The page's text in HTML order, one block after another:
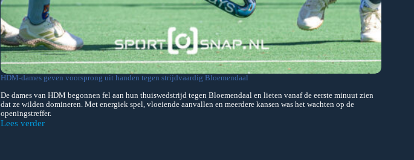
HDM-dames geven voorsprong uit handen tegen strijdvaardig Bloemendaal
De dames van HDM begonnen fel aan hun thuiswedstrijd tegen Bloemendaal en lieten vanaf de eerste minuut zien
dat ze wilden domineren. Met energiek spel, vloeiende aanvallen en meerdere kansen was het wachten op de
openingstreffer.
Lees verder
HDM